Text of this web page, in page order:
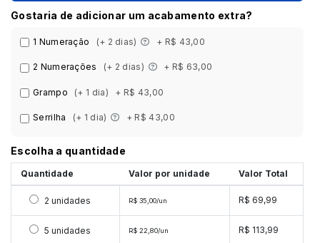
Gostaria de adicionar um acabamento extra?
1 Numeração (+ 2 dias) + R$ 43,00
2 Numerações (+ 2 dias) + R$ 63,00
Grampo (+ 1 dia) + R$ 43,00
Serrilha (+ 1 dia) + R$ 43,00
Escolha a quantidade
Quantidade Valor por unidade Valor Total
Selecionar 2 unidades
2 unidades R$ 35,00/un R$ 69,99
Selecionar 5 unidades
5 unidades R$ 22,80/un R$ 113,99